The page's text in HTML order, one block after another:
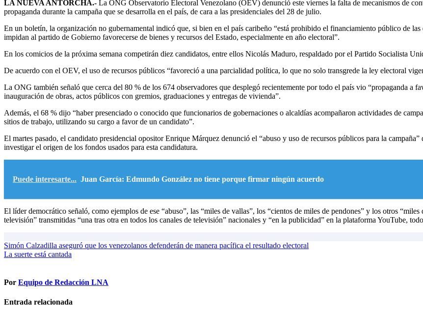
LA NUEVA ANTORCHA.- La ONG Observatorio Electoral Venezolano (OEV) denunció este viernes la falta de mecanismos de
propaganda durante la campaña que se desarrolla en el país, de cara a las presidenciales del 28 de julio.
En un boletín, la organización no gubernamental indicó que, si bien en el país caribeño “está prohibido el financiamiento público de
impidan al partido de Gobierno favorecerse de bienes y recursos del Estado, especialmente en año electoral”.
En los comicios de la próxima semana competirán diez candidatos, entre ellos Nicolás Maduro, respaldado por el Partido Socialista
De acuerdo con el OEV, el uso de recursos públicos “favoreció a una parcialidad política, lo que no solo transgrede la ley electoral
La ONG también señaló que cerca del 80 % de los 674 observadores que desplegó recientemente por todo el país vio “propaganda a
inauguración de obras, actos públicos con gremios, graduaciones y entregas de vivienda”.
Además, el 68 % dijo “haber presenciado o conocido que funcionarios de gobernaciones o alcaldías acompañaron actividades de
sitios de trabajo, utilizando su cargo a favor de un candidato”.
El martes pasado, el candidato presidencial opositor Enrique Márquez denunció el “abuso y uso de recursos públicos para la
investigar el origen de los fondos usados para esta candidatura.
Puede interesarte... Juan García: Edmundo González no tiene porque firmar ningún acuerdo
El líder democrático señaló, como ejemplos de ese “abuso”, las “miles de vallas”, los “cientos de miles de pendones” y los otros
televisión” transmitidas “una tras otra en todos los canales de televisión” nacionales y “en la publicidad” en la plataforma YouTube,
Navegación
de
Simón Calzadilla aseguró que los venezolanos defenderán de manera pacífica el resultado electoral
La suerte está cantada
Por Equipo de Redacción LNA
Entrada relacionada